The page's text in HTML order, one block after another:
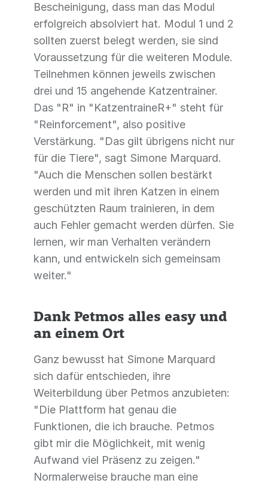
Bescheinigung, dass man das Modul
erfolgreich absolviert hat. Modul 1 und 2
sollten zuerst belegt werden, sie sind
Voraussetzung für die weiteren Module.
Teilnehmen können jeweils zwischen
drei und 15 angehende Katzentrainer.
Das "R" in "KatzentraineR+" steht für
"Reinforcement", also positive
Verstärkung. "Das gilt übrigens nicht nur
für die Tiere", sagt Simone Marquard.
"Auch die Menschen sollen bestärkt
werden und mit ihren Katzen in einem
geschützten Raum trainieren, in dem
auch Fehler gemacht werden dürfen. Sie
lernen, wir man Verhalten verändern
kann, und entwickeln sich gemeinsam
weiter."
Dank Petmos alles easy und
an einem Ort
Ganz bewusst hat Simone Marquard
sich dafür entschieden, ihre
Weiterbildung über Petmos anzubieten:
"Die Plattform hat genau die
Funktionen, die ich brauche. Petmos
gibt mir die Möglichkeit, mit wenig
Aufwand viel Präsenz zu zeigen."
Normalerweise brauche man eine